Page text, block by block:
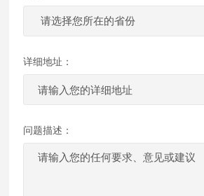
详细地址：
问题描述：